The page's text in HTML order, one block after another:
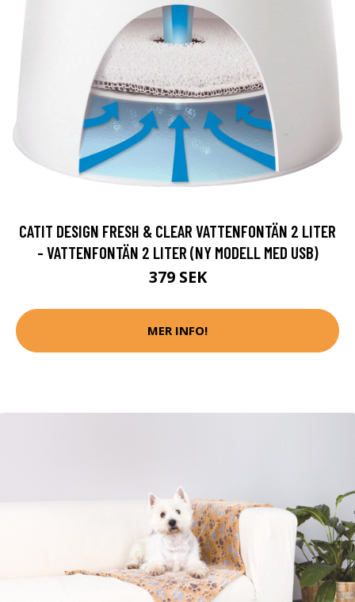
CATIT DESIGN FRESH & CLEAR VATTENFONTÄN 2 LITER
- VATTENFONTÄN 2 LITER (NY MODELL MED USB)
379 SEK
MER INFO!